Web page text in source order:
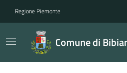
Regione Piemonte
Comune di